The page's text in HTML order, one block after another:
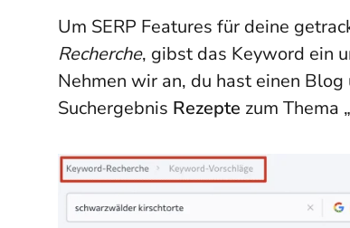
Um SERP Features für deine
Recherche, gibst das Keyword ein
Nehmen wir an, du hast einen
Suchergebnis Rezepte zum Thema „